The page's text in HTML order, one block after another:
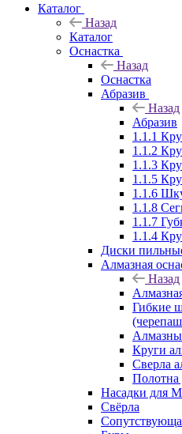
Каталог
Назад
Каталог
Оснастка
Назад
Оснастка
Абразив
Назад
Абразив
1.1.1
1.1.2
1.1.3
1.1.5
1.1.6
1.1.8
1.1.7
1.1.4
Диски
Алмазная
Назад
Гибкие
Круги
Сверла
Насадки для
Свёрла